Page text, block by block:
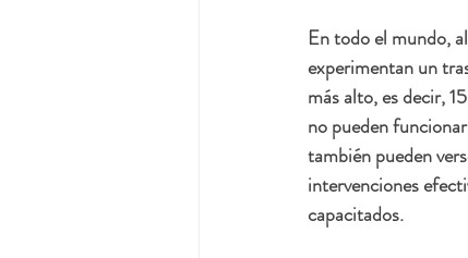
En todo el mundo,
experimentan un
más alto, es decir,
no pueden
también pueden
intervenciones
capacitados.